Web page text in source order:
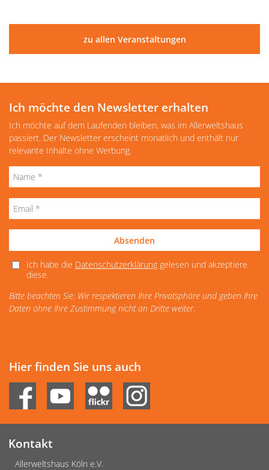
zu allen Veranstaltungen
Ich möchte den Newsletter erhalten
Ich möchte auf dem Laufenden bleiben, was im Allerweltshaus
passiert. Der Newsletter erscheint monatlich und enthält nur
relevante Inhalte ohne Werbung.
Absenden
Ich habe die Datenschutzerklärunggelesen und akzeptiere
diese.
Bitte beachten Sie: Wir respektieren Ihre Privatsphäre und geben Ihre
Daten ohne Ihre Zustimmung nicht an Dritte weiter.
Hier finden Sie uns auch
Kontakt
Allerweltshaus Köln e.V.